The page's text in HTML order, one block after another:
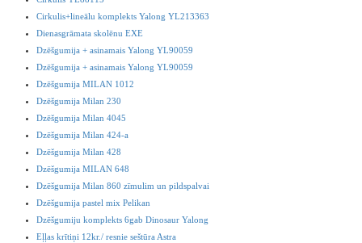
Cirkulis+lineālu komplekts Yalong YL213363
Dienasgrāmata skolēnu EXE
Dzēšgumija + asinamais Yalong YL90059
Dzēšgumija + asinamais Yalong YL90059
Dzēšgumija MILAN 1012
Dzēšgumija Milan 230
Dzēšgumija Milan 4045
Dzēšgumija Milan 424-a
Dzēšgumija Milan 428
Dzēšgumija MILAN 648
Dzēšgumija Milan 860 zīmulim un pildspalvai
Dzēšgumija pastel mix Pelikan
Dzēšgumiju komplekts 6gab Dinosaur Yalong
Eļļas krītiņi 12kr./ resnie seštūra Astra